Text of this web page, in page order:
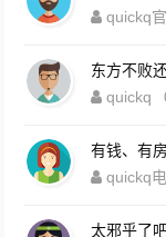
quickq
东方不败
quickq
quickq
太邪乎了